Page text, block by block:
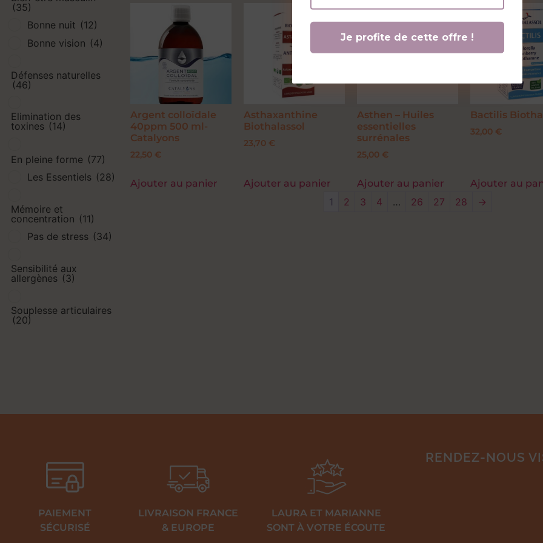
(35)
Bonne nuit (12)
Bonne vision (4)
Défenses naturelles
(46)
Elimination des
toxines (14)
En pleine forme (77)
Les Essentiels (28)
Mémoire et
concentration (11)
Pas de stress (34)
Sensibilité aux
allergènes (3)
Souplesse articulaires
(20)
Argent colloïdale
40ppm 500 ml-
Catalyons
22,50 €
Ajouter au panier
Asthaxanthine
Biothalassol
23,70 €
Ajouter au panier
Asthen – Huiles
essentielles
surrénales
25,00 €
Ajouter au panier
Bactilis
32,00 €
Ajouter au
1 2 3 4 … 26 27 28 →
PAIEMENT
SÉCURISÉ
LIVRAISON FRANCE
& EUROPE
LAURA ET MARIANNE
SONT À VOTRE ÉCOUTE
RENDEZ-NOUS